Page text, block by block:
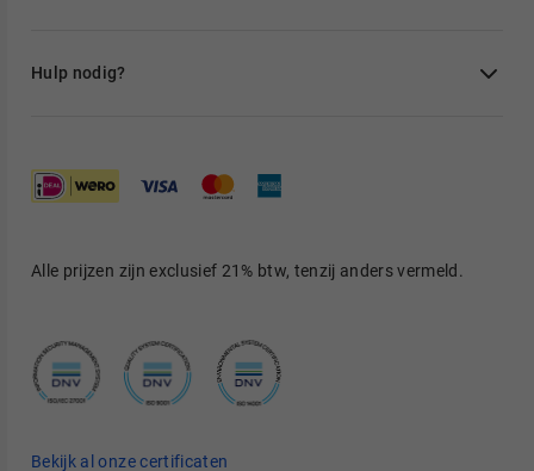
Hulp nodig?
Alle prijzen zijn exclusief 21% btw, tenzij anders vermeld.
Bekijk al onze certificaten